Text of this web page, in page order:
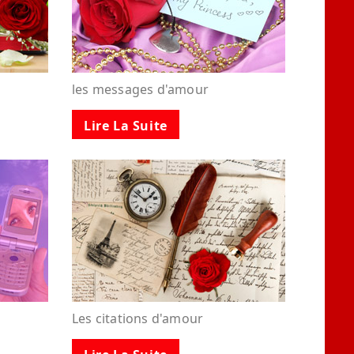
les messages d'amour
Lire La Suite
Les citations d'amour